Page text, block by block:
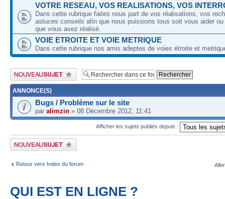
VOTRE RESEAU, VOS REALISATIONS, VOS
Dans cette rubrique faites nous part de vos réalisations, vos
astuces conseils afin que nous puissions tous soit vous aider ou
que vous avez réalisé.
VOIE ETROITE ET VOIE METRIQUE
Dans cette rubrique nos amis adeptes de voies étroite et
Publier un nouveau sujet
ANNONCE(S)
Bugs / Problème sur le site
par alimzin » 08 Décembre 2012, 11:41
Afficher les sujets publiés depuis :
Publier un nouveau sujet
Retour vers Index du forum
QUI EST EN LIGNE ?